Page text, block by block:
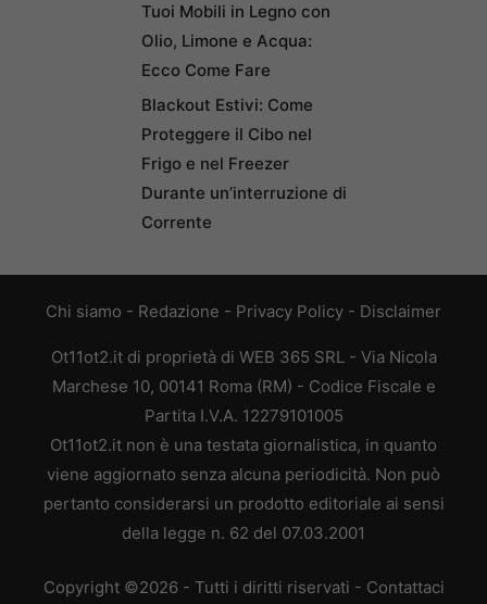
Tuoi Mobili in Legno con
Olio, Limone e Acqua:
Ecco Come Fare
Blackout Estivi: Come
Proteggere il Cibo nel
Frigo e nel Freezer
Durante un’interruzione di
Corrente
Chi siamo - Redazione - Privacy Policy - Disclaimer
Ot11ot2.it di proprietà di WEB 365 SRL - Via Nicola
Marchese 10, 00141 Roma (RM) - Codice Fiscale e
Partita I.V.A. 12279101005
Ot11ot2.it non è una testata giornalistica, in quanto
viene aggiornato senza alcuna periodicità. Non può
pertanto considerarsi un prodotto editoriale ai sensi
della legge n. 62 del 07.03.2001
Copyright ©2026 - Tutti i diritti riservati - Contattaci